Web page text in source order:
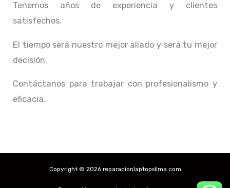
Tenemos años de experiencia y clientes
satisfechos.
El tiempo será nuestro mejor aliado y será tu mejor
decisión.
Contáctanos para trabajar con profesionalismo y
eficacia.
Copyright © 2026 reparacionlaptopslima.com